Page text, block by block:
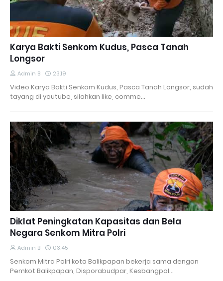
Karya Bakti Senkom Kudus, Pasca Tanah
Longsor
Admin B 23.19
Video Karya Bakti Senkom Kudus, Pasca Tanah Longsor, sudah
tayang di youtube, silahkan like, comme…
Diklat Peningkatan Kapasitas dan Bela
Negara Senkom Mitra Polri
Admin B 03.45
Senkom Mitra Polri kota Balikpapan bekerja sama dengan
Pemkot Balikpapan, Disporabudpar, Kesbangpol…